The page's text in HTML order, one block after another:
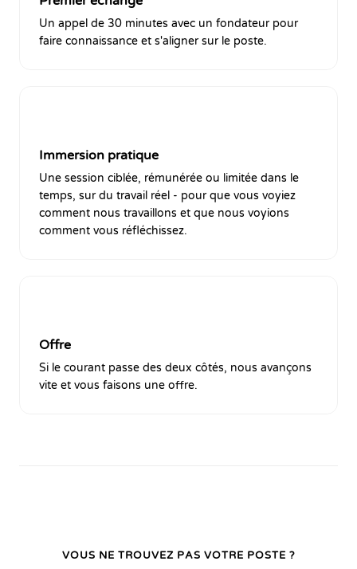
Un appel de 30 minutes avec un fondateur pour
faire connaissance et s'aligner sur le poste.
Immersion pratique
Une session ciblée, rémunérée ou limitée dans le
temps, sur du travail réel - pour que vous voyiez
comment nous travaillons et que nous voyions
comment vous réfléchissez.
Offre
Si le courant passe des deux côtés, nous avançons
vite et vous faisons une offre.
VOUS NE TROUVEZ PAS VOTRE POSTE ?